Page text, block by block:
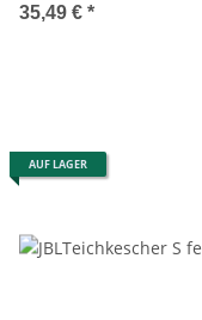
35,49 € *
AUF LAGER